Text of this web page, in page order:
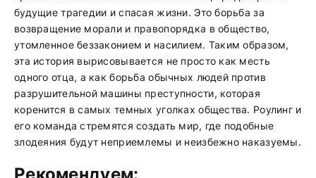
будущие трагедии и спасая жизни. Это борьба за
возвращение морали и правопорядка в общество,
утомленное беззаконием и насилием. Таким образом,
эта история вырисовывается не просто как месть
одного отца, а как борьба обычных людей против
разрушительной машины преступности, которая
коренится в самых темных уголках общества. Роулинг и
его команда стремятся создать мир, где подобные
злодеяния будут неприемлемы и неизбежно наказуемы.